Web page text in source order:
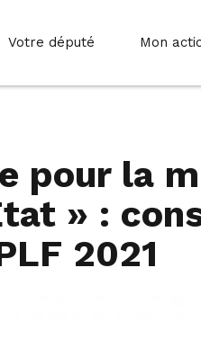
Votre député Mon
pour la
» :
2021